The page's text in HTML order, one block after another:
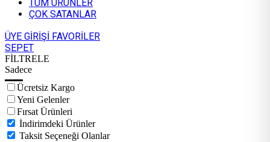
TÜM ÜRÜNLER
ÇOK SATANLAR
ÜYE GİRİŞİ FAVORİLER
SEPET
FİLTRELE
Sadece
Ücretsiz Kargo
Yeni Gelenler
Fırsat Ürünleri
İndirimdeki Ürünler
Taksit Seçeneği Olanlar